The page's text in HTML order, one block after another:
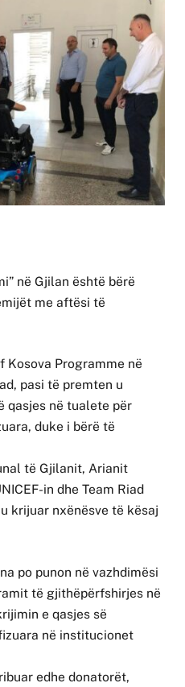
në Gjilan është bërë
me aftësi të
Kosova Programme në
pasi të premten u
qasjes në tualete për
duke i bërë të
të Gjilanit, Arianit
in dhe Team Riad
krijuar nxënësve të kësaj
po punon në vazhdimësi
të gjithëpërfshirjes në
e qasjes së
në institucionet
edhe donatorët,